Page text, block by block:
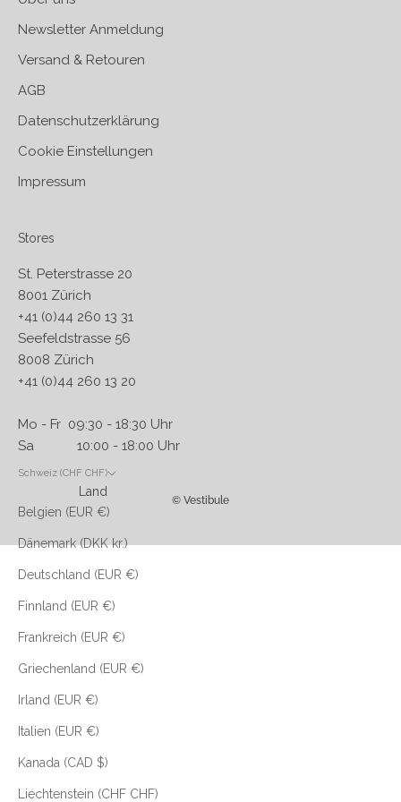
Newsletter Anmeldung
Versand & Retouren
AGB
Datenschutzerklärung
Cookie Einstellungen
Impressum
Stores
St. Peterstrasse 20
8001 Zürich
+41 (0)44 260 13 31
Seefeldstrasse 56
8008 Zürich
+41 (0)44 260 13 20
Mo - Fr 09:30 - 18:30 Uhr
Sa 10:00 - 18:00 Uhr
Schweiz (CHF CHF)
Land
Belgien (EUR €)
Dänemark (DKK kr.)
Deutschland (EUR €)
Finnland (EUR €)
Frankreich (EUR €)
Griechenland (EUR €)
Irland (EUR €)
Italien (EUR €)
Kanada (CAD $)
Liechtenstein (CHF CHF)
© Vestibule